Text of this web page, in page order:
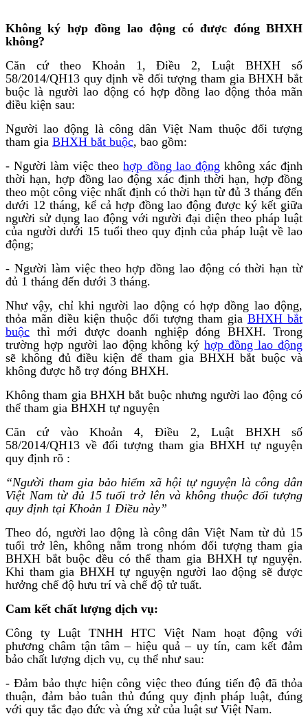
Không ký hợp đồng lao động có được đóng BHXH
không?
Căn cứ theo Khoản 1, Điều 2, Luật BHXH số
58/2014/QH13 quy định về đối tượng tham gia BHXH bắt
buộc là người lao động có hợp đồng lao động thỏa mãn
điều kiện sau:
Người lao động là công dân Việt Nam thuộc đối tượng
tham gia BHXH bắt buộc, bao gồm:
- Người làm việc theohợp đồng lao động không xác định
thời hạn, hợp đồng lao động xác định thời hạn, hợp đồng
theo một công việc nhất định có thời hạn từ đủ 3 tháng đến
dưới 12 tháng, kể cả hợp đồng lao động được ký kết giữa
người sử dụng lao động với người đại diện theo pháp luật
của người dưới 15 tuổi theo quy định của pháp luật về lao
động;
- Người làm việc theo hợp đồng lao động có thời hạn từ
đủ 1 tháng đến dưới 3 tháng.
Như vậy, chỉ khi người lao động có hợp đồng lao động,
thỏa mãn điều kiện thuộc đối tượng tham gia BHXH bắt
buộc thì mới được doanh nghiệp đóng BHXH. Trong
trường hợp người lao động không kýhợp đồng lao động
sẽ không đủ điều kiện để tham gia BHXH bắt buộc và
không được hỗ trợ đóng BHXH.
Không tham gia BHXH bắt buộc nhưng người lao động có
thể tham gia BHXH tự nguyện
Căn cứ vào Khoản 4, Điều 2, Luật BHXH số
58/2014/QH13 về đối tượng tham gia BHXH tự nguyện
quy định rõ :
“Người tham gia bảo hiểm xã hội tự nguyện là công dân
Việt Nam từ đủ 15 tuổi trở lên và không thuộc đối tượng
quy định tại Khoản 1 Điều này”
Theo đó, người lao động là công dân Việt Nam từ đủ 15
tuổi trở lên, không nằm trong nhóm đối tượng tham gia
BHXH bắt buộc đều có thể tham gia BHXH tự nguyện.
Khi tham gia BHXH tự nguyện người lao động sẽ được
hưởng chế độ hưu trí và chế độ tử tuất.
Cam kết chất lượng dịch vụ:
Công ty Luật TNHH HTC Việt Nam hoạt động với
phương châm tận tâm – hiệu quả – uy tín, cam kết đảm
bảo chất lượng dịch vụ, cụ thể như sau:
- Đảm bảo thực hiện công việc theo đúng tiến độ đã thỏa
thuận, đảm bảo tuân thủ đúng quy định pháp luật, đúng
với quy tắc đạo đức và ứng xử của luật sư Việt Nam.